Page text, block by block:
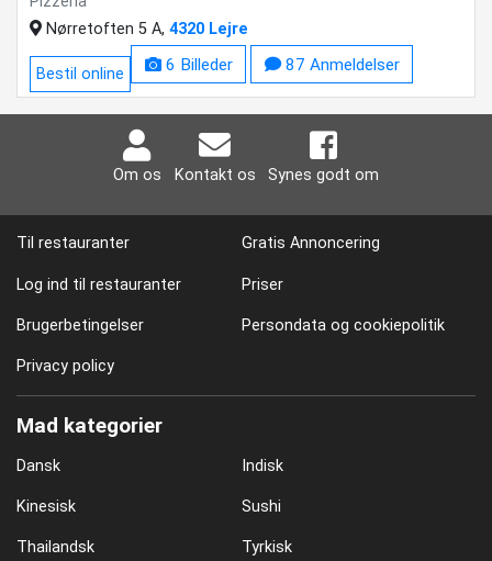
Nørretoften 5 A,4320 Lejre
6 Billeder 87 Anmeldelser
Bestil online
Om os Kontakt os Synes godt om
Til restauranter Gratis Annoncering
Log ind til restauranter Priser
Brugerbetingelser Persondata og cookiepolitik
Privacy policy
Mad kategorier
Dansk Indisk
Kinesisk Sushi
Thailandsk Tyrkisk